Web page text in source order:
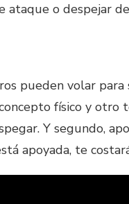
ataque o despejar
pueden volar
físico y otro
Y segundo,
apoyada, te